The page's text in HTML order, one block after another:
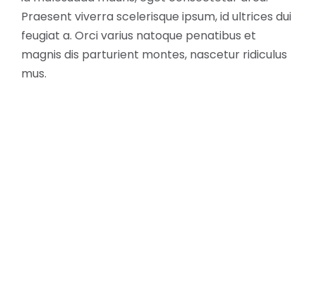
Praesent viverra scelerisque ipsum, id ultrices dui
feugiat a. Orci varius natoque penatibus et
magnis dis parturient montes, nascetur ridiculus
mus.